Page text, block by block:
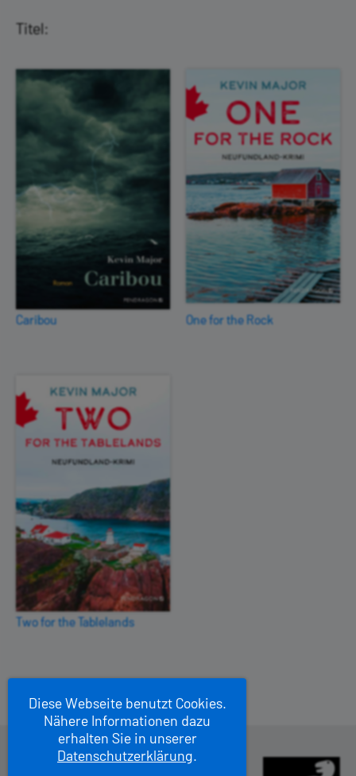
Diese Webseite benutzt Cookies.
Nähere Informationen dazu
erhalten Sie in unserer
Datenschutzerklärung.
Titel:
Caribou One for the Rock
Two for the Tablelands
Pendragon Verlag